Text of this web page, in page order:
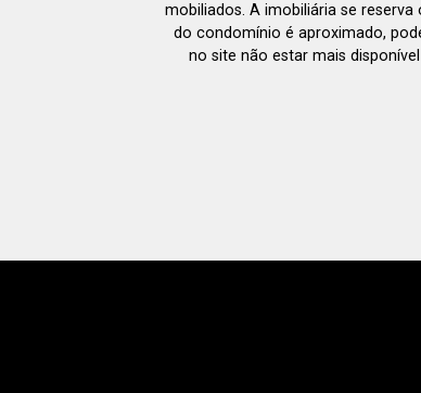
mobiliados. A imobiliária se
do condomínio é aproximado,
no site não estar mais